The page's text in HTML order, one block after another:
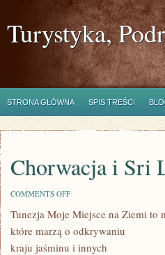
Turystyka,
STRONA GŁÓWNA SPIS TREŚCI
Chorwacja i Sri
COMMENTS OFFON
LANKA
Tunezja Moje Miejsce na Ziemi to
które marzą o odkrywaniu
kraju jaśminu i innych